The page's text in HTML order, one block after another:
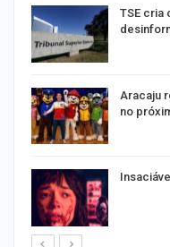
TSE cria
Aracaju
no
Insaciável